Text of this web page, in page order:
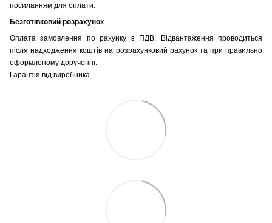
посиланням для оплати.
Безготівковий розрахунок
Оплата замовлення по рахунку з ПДВ. Відвантаження проводиться
після надходження коштів на розрахунковий рахунок та при правильно
оформленому дорученні.
Гарантія від виробника